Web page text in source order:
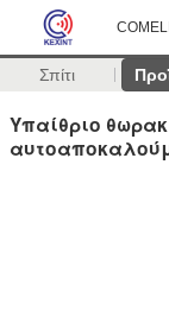
Σπίτι
Υπαίθριο